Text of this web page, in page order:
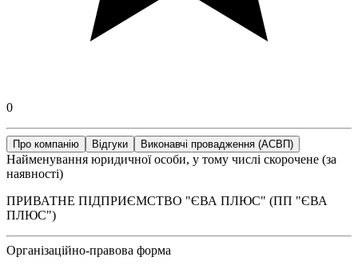
0
Про компанію Відгуки Виконавчі провадження (АСВП)
Найменування юридичної особи, у тому числі скорочене (за
наявності)
ПРИВАТНЕ ПІДПРИЄМСТВО "ЄВА ПЛЮС" (ПП "ЄВА
ПЛЮС")
Організаційно-правова форма